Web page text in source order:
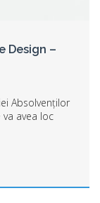
Design –
Absolvenților
avea loc